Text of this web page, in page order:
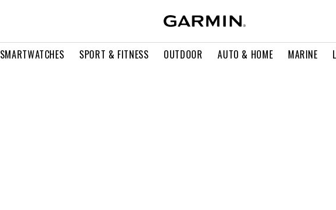
SMARTWATCHES SPORT & FITNESS OUTDOOR AUTO & HOME MARINE